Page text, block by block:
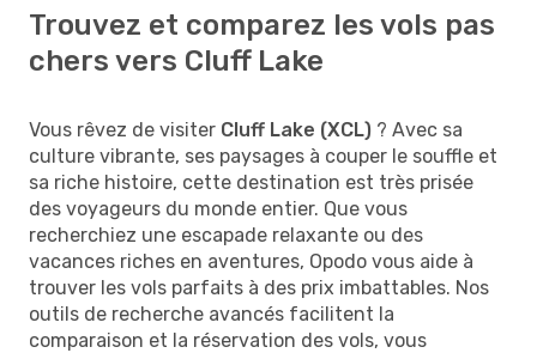
Trouvez et comparez les vols pas
chers vers Cluff Lake
Vous rêvez de visiter Cluff Lake (XCL) ? Avec sa
culture vibrante, ses paysages à couper le souffle et
sa riche histoire, cette destination est très prisée
des voyageurs du monde entier. Que vous
recherchiez une escapade relaxante ou des
vacances riches en aventures, Opodo vous aide à
trouver les vols parfaits à des prix imbattables. Nos
outils de recherche avancés facilitent la
comparaison et la réservation des vols, vous